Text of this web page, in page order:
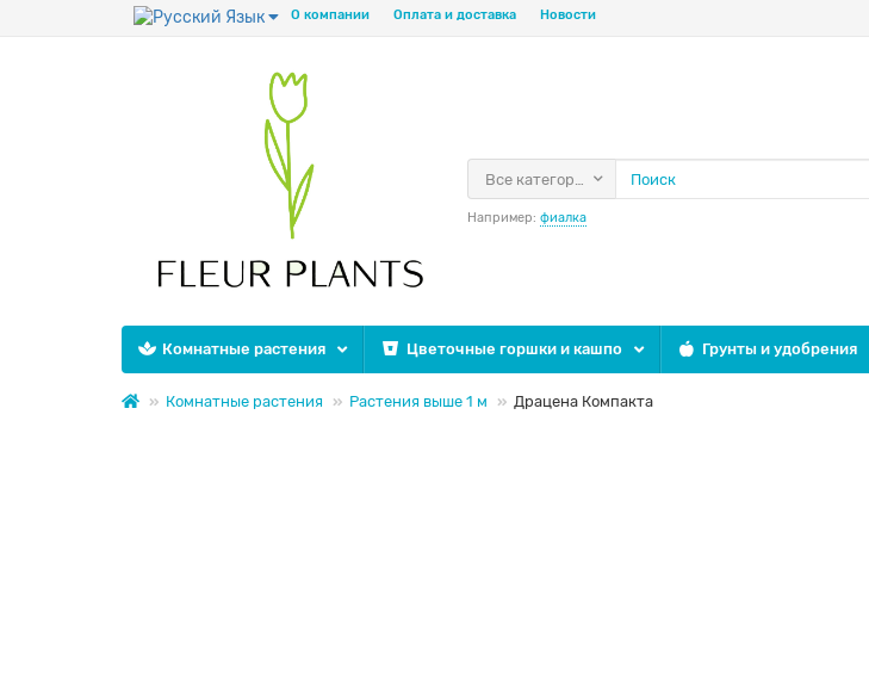
Язык О компании Оплата и доставка Новости
Все категории
Например: фиалка
Комнатные растения Цветочные горшки и кашпо Грунты и удобрения
Комнатные растения Растения выше 1 м Драцена Компакта